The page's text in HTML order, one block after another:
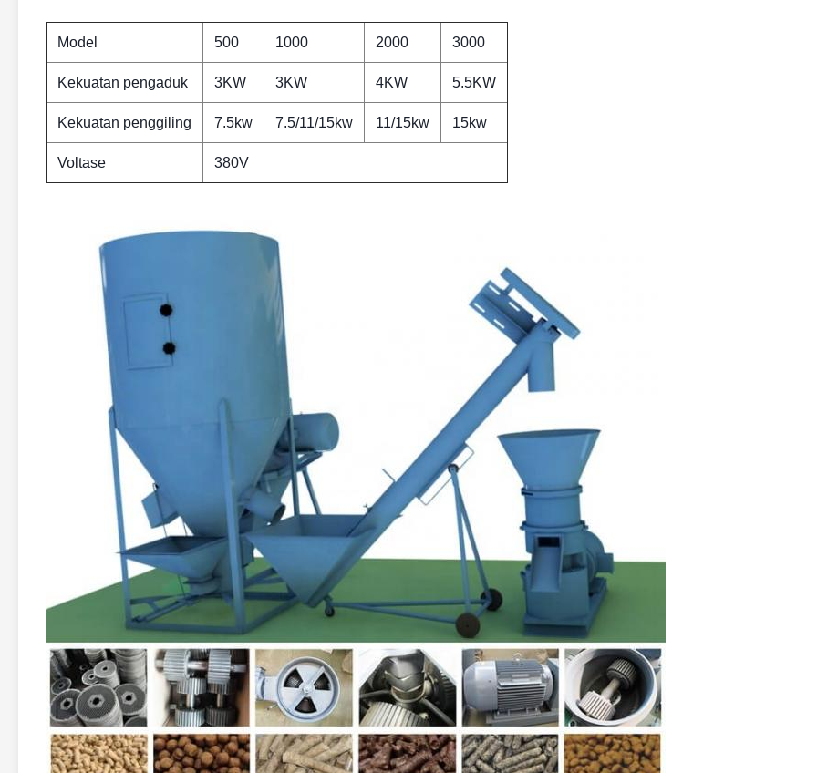
Model 500 1000 2000 3000
Kekuatan pengaduk 3KW 3KW 4KW 5.5KW
Kekuatan penggiling 7.5kw 7.5/11/15kw 11/15kw 15kw
Voltase 380V